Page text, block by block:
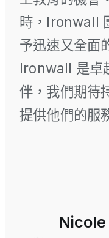
時，Ironwall
予迅速又全面
Ironwall 是卓
伴，我們期待
提供他們的服